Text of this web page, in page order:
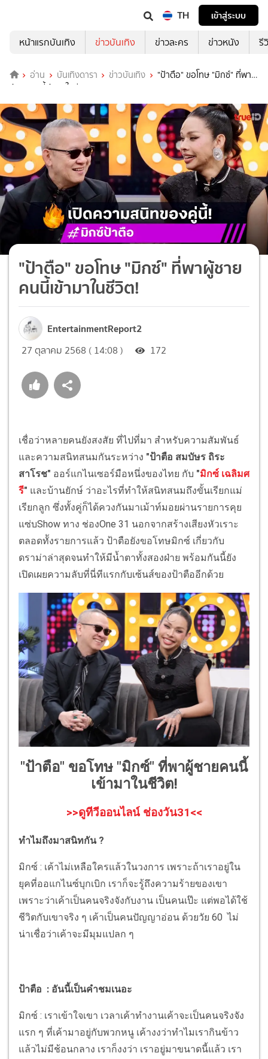
TH
เข้าสู่ระบบ
หน้าแรกบันเทิง
ข่าวบันเทิง ข่าวละคร ข่าวหนัง รี
อ่าน บันเทิงดารา ข่าวบันเทิง
"ป้าตือ" ขอโทษ "มิกซ์" ที่พา
ผู้ชายคนนี้เข้ามาในชีวิต!
"ป้าตือ" ขอโทษ "มิกซ์" ที่พาผู้ชาย
คนนี้เข้ามาในชีวิต!
EntertainmentReport2
27 ตุลาคม 2568 ( 14:08 ) 172
เชื่อว่าหลายคนยังสงสัย ที่ไปที่มา สำหรับความสัมพันธ์
และความสนิทสนมกันระหว่าง "ป้าตือ สมบัษร ถิระ
สาโรช" ออร์แกไนเซอร์มือหนึ่งของไทย กับ "มิกซ์ เฉลิมศ
รี" และบ้านยักษ์ ว่าอะไรที่ทำให้สนิทสนมถึงขั้นเรียกแม่
เรียกลูก ซึ่งทั้งคู่ก็ได้ควงกันมาเม้าท์มอยผ่านรายการคุย
แซ่บShow ทาง ช่องOne 31 นอกจากสร้างเสียงหัวเราะ
ตลอดทัังรายการแล้ว ป้าตือยังขอโทษมิกซ์ เกี่ยวกับ
ดราม่าล่าสุดจนทำให้มีน้ำตาทั้งสองฝ่าย พร้อมกันนี้ยัง
เปิดเผยความลับที่นี่ทีแรกกับเซ้นส์ของป้าตืออีกด้วย
"ป้าตือ" ขอโทษ "มิกซ์" ที่พาผู้ชายคนนี้
เข้ามาในชีวิต!
>>ดูทีวีออนไลน์ ช่องวัน31<<
ทำไมถึงมาสนิทกัน ?
มิกซ์ : เค้าไม่เหลือใครแล้วในวงการ เพราะถ้าเราอยู่ใน
ยุคที่ออแกไนซ์บุกเบิก เราก็จะรู้ถึงความร้ายของเขา
เพราะว่าเค้าเป็นคนจริงจังกับงาน เป็นคนเป๊ะ แต่พอได้ใช้
ชีวิตกับเขาจริง ๆ เค้าเป็นคนปัญญาอ่อน ด้วยวัย 60 ไม่
น่าเชื่อว่าเค้าจะมีมุมแปลก ๆ
ป้าตือ : อันนี้เป็นคำชมเนอะ
มิกซ์ : เราเข้าใจเขา เวลาเค้าทำงานเค้าจะเป็นคนจริงจัง
แรก ๆ ที่เค้ามาอยู่กับพวกหนู เค้างงว่าทำไมเรากินข้าว
แล้วไม่มีช้อนกลาง เราก็งงว่า เราอยู่มาขนาดนี้แล้ว เรา